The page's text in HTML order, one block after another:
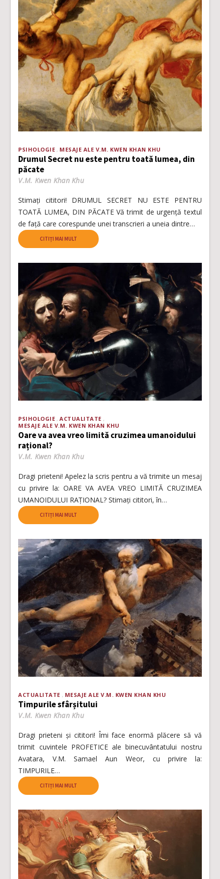
PSIHOLOGIE MESAJE ALE V.M. KWEN KHAN KHU
Drumul Secret nu este pentru toată lumea, din
păcate
V.M. Kwen Khan Khu
Stimați cititori! DRUMUL SECRET NU ESTE PENTRU
TOATĂ LUMEA, DIN PĂCATE Vă trimit de urgență textul
de față care corespunde unei transcrieri a uneia dintre…
CITIȚI MAI MULT
PSIHOLOGIE
ACTUALITATE
MESAJE ALE V.M. KWEN KHAN KHU
Oare va avea vreo limită cruzimea umanoidului
rațional?
V.M. Kwen Khan Khu
Dragi prieteni! Apelez la scris pentru a vă trimite un mesaj
cu privire la: OARE VA AVEA VREO LIMITĂ CRUZIMEA
UMANOIDULUI RAȚIONAL? Stimați cititori, în…
CITIȚI MAI MULT
ACTUALITATE MESAJE ALE V.M. KWEN KHAN KHU
Timpurile sfârșitului
V.M. Kwen Khan Khu
Dragi prieteni și cititori! Îmi face enormă plăcere să vă
trimit cuvintele PROFETICE ale binecuvântatului nostru
Avatara, V.M. Samael Aun Weor, cu privire la:
TIMPURILE…
CITIȚI MAI MULT